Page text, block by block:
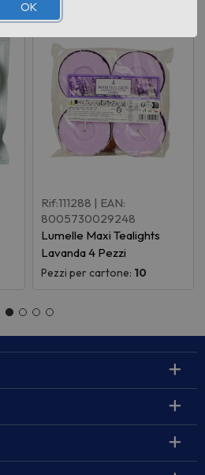
Rif:111288 | EAN:
8005730029248
Lumelle Maxi Tealights
Lavanda 4 Pezzi
Pezzi per cartone: 10
OK